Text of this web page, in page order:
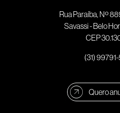
Rua Paraíba, Nº
Savassi - Belo
CEP
(31)
Quero